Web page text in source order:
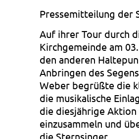
Pressemitteilung der
Auf ihrer Tour durch
Kirchgemeinde am
den anderen
Anbringen des
Weber begrüßte die
die musikalische
die diesjährige Aktion
einzusammeln und
die Sternsinger.